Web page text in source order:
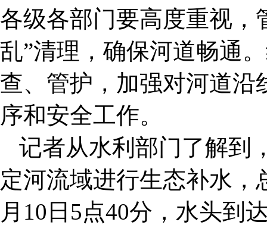
各级各部门要高度重视，
乱”清理，确保河道畅通
查、管护，加强对河道沿
序和安全工作。
记者从水利部门了解到
定河流域进行生态补水，
月10日5点40分，水头到